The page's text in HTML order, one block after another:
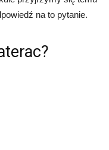
na to pytanie.